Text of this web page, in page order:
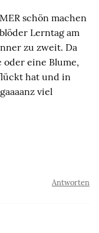
schön machen
Lerntag am
zu zweit. Da
eine Blume,
hat und in
viel
Antworten